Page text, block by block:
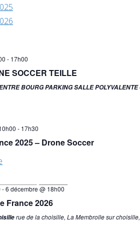
Search
- 17h00
SOCCER TEILLE
BOURG PARKING SALLE
- 17h30
2025 – Drone Soccer
-6 décembre @ 18h00
France 2026
rue de la choisille, La Membrolle sur